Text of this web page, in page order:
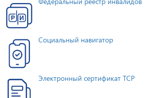
Социальный навигатор
Электронный сертификат ТСР